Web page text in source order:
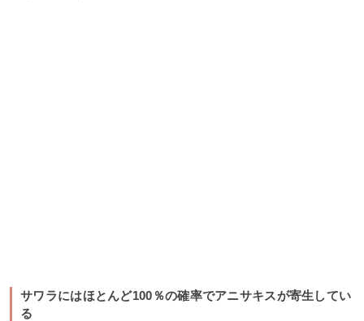
サワラにはほとんど100％の確率でアニサキスが寄生してい
る